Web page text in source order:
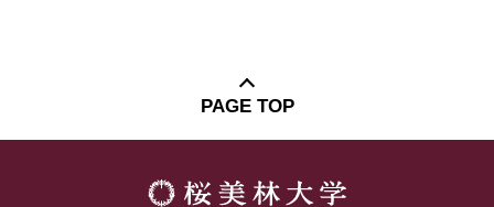
PAGE TOP